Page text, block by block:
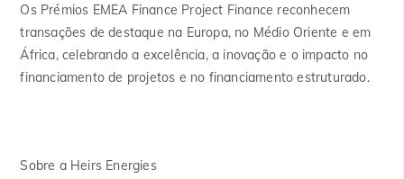
Os Prémios EMEA Finance Project Finance reconhecem
transações de destaque na Europa, no Médio Oriente e em
África, celebrando a excelência, a inovação e o impacto no
financiamento de projetos e no financiamento estruturado.
Sobre a Heirs Energies